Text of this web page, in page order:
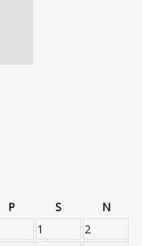
P S
N
1
2